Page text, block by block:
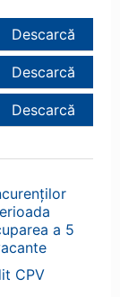
Descarcă
Descarcă
Descarcă
a 5
CPV